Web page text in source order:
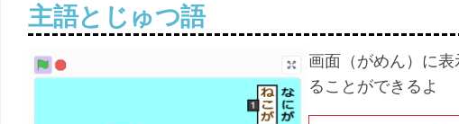
主語とじゅつ語
画面（がめん）に
ることができるよ